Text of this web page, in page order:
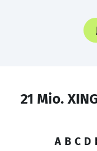
21 Mio.
A B C D